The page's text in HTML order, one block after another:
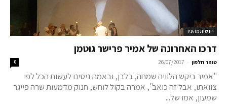
חדשות מהעיר
דרכו האחרונה של אמיר פרישר גוטמן
טוהר חלפון -
26/07/2017
0
"אמיר ביקש הלוויה שמחה, בלבן, ובאמת ניסינו לעשות הכל לפי
צוואתו, אבל זה כואב", אמרה בקול לוחש, חנוק מדמעות שרה פייגר
שמעון, אמו של...